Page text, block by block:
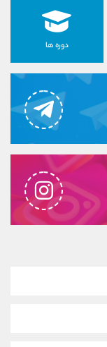
دوره ها